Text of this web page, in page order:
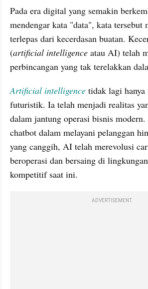
Pada era digital yang semakin
mendengar kata "data", kata tersebut
terlepas dari kecerdasan buatan.
(artificial intelligence atau AI) telah
perbincangan yang tak terelakkan
Artificial intelligence tidak lagi hanya
futuristik. Ia telah menjadi realitas
dalam jantung operasi bisnis
chatbot dalam melayani pelanggan
yang canggih, AI telah merevolusi
beroperasi dan bersaing di
kompetitif saat ini.
ADVERTISEMENT